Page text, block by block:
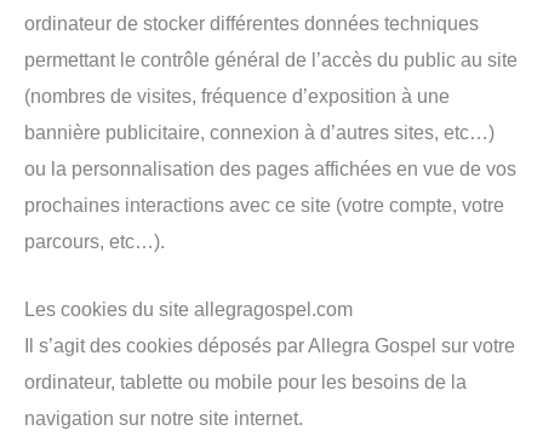
ordinateur de stocker différentes données techniques
permettant le contrôle général de l’accès du public au site
(nombres de visites, fréquence d’exposition à une
bannière publicitaire, connexion à d’autres sites, etc…)
ou la personnalisation des pages affichées en vue de vos
prochaines interactions avec ce site (votre compte, votre
parcours, etc…).
Les cookies du site allegragospel.com
Il s’agit des cookies déposés par Allegra Gospel sur votre
ordinateur, tablette ou mobile pour les besoins de la
navigation sur notre site internet.